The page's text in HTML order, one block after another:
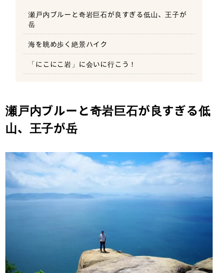
瀬戸内ブルーと奇岩巨石が良すぎる低山、王子が
岳
海を眺め歩く絶景ハイク
「にこにこ岩」に会いに行こう！
瀬戸内ブルーと奇岩巨石が良すぎる低
山、王子が岳